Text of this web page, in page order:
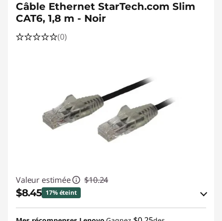
Câble Ethernet StarTech.com Slim
CAT6, 1,8 m - Noir
(0)
Valeur estimée $10.24
$8.45 17% éteint
Économies en bon de réduction en ligne :